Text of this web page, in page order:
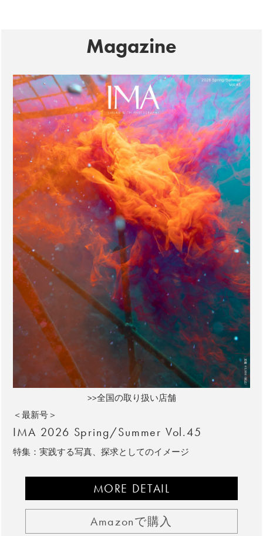
Magazine
>>全国の取り扱い店舗
＜最新号＞
IMA 2026 Spring/Summer Vol.45
特集：実践する写真、探求としてのイメージ
MORE DETAIL
Amazonで購入